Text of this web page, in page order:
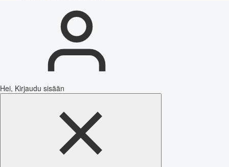
Hei, Kirjaudu sisään